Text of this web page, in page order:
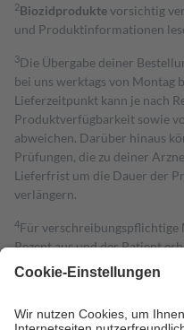
2Biozidproduktevorsichtig
und Produktinformationen
3Die Übergabe deiner
bei uns werktags von Montag
Lieferzeitpunkt kann je nach
Produktverfügbarkeit sowie
abweichen. Darüber hinaus
Prüfungen, die zu deiner
Lieferfrist um die Dauer der
verlängern.
4Für
Rezept aus und der Patient
gesetzliche
Kosten dafür, der
Grundsätzlich leisten